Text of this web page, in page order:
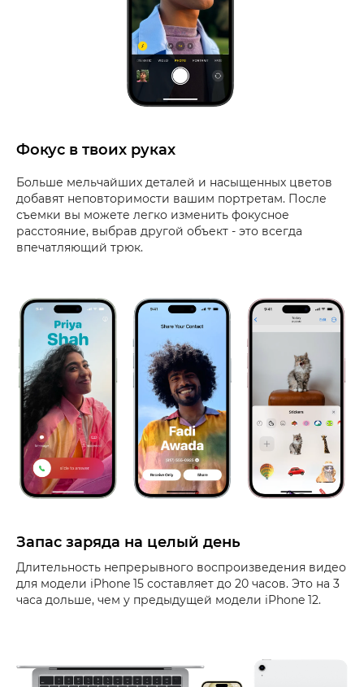
Фокус в твоих руках
Больше мельчайших деталей и насыщенных цветов
добавят неповторимости вашим портретам. После
съемки вы можете легко изменить фокусное
расстояние, выбрав другой объект - это всегда
впечатляющий трюк.
Запас заряда на целый день
Длительность непрерывного воспроизведения видео
для модели iPhone 15 составляет до 20 часов. Это на 3
часа дольше, чем у предыдущей модели iPhone 12.